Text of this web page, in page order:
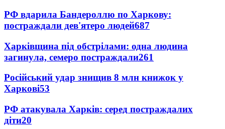
РФ вдарила Бандероллю по Харкову:
постраждали дев'ятеро людей687
Харківщина під обстрілами: одна людина
загинула, семеро постраждали261
Російський удар знищив 8 млн книжок у
Харкові53
РФ атакувала Харків: серед постраждалих
діти20